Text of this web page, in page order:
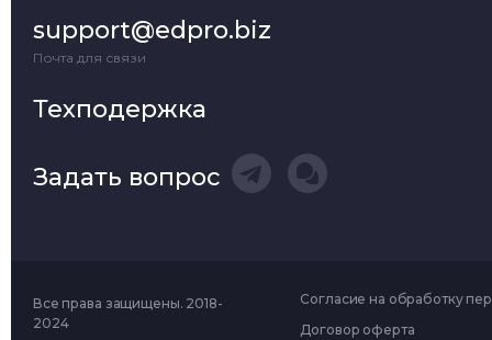
support@edpro.biz
Почта для связи
Техподержка
Задать вопрос
Все права защищены. 2018-
2024
Согласие на обработку
Договор оферта